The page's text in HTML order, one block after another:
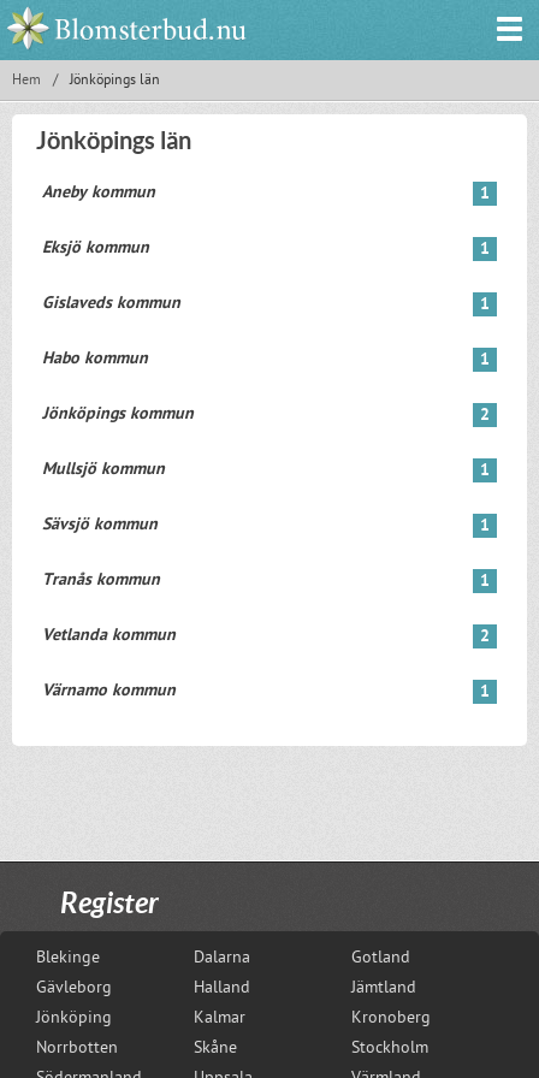
Hem / Jönköpings län
Jönköpings län
1
Aneby kommun
1
Eksjö kommun
1
Gislaveds kommun
1
Habo kommun
2
Jönköpings kommun
1
Mullsjö kommun
1
Sävsjö kommun
1
Tranås kommun
2
Vetlanda kommun
1
Värnamo kommun
Register
Blekinge Dalarna
Gotland
Gävleborg
Halland
Jämtland
Jönköping
Kalmar
Kronoberg
Norrbotten
Skåne
Stockholm